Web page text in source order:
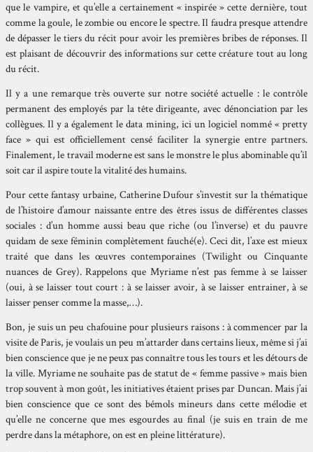
que le vampire, et qu’elle a certainement « inspirée » cette dernière, tout
comme la goule, le zombie ou encore le spectre. Il faudra presque attendre
de dépasser le tiers du récit pour avoir les premières bribes de réponses. Il
est plaisant de découvrir des informations sur cette créature tout au long
du récit.
Il y a une remarque très ouverte sur notre société actuelle : le contrôle
permanent des employés par la tête dirigeante, avec dénonciation par les
collègues. Il y a également le data mining, ici un logiciel nommé « pretty
face » qui est officiellement censé faciliter la synergie entre partners.
Finalement, le travail moderne est sans le monstre le plus abominable qu’il
soit car il aspire toute la vitalité des humains.
Pour cette fantasy urbaine, Catherine Dufour s’investit sur la thématique
de l’histoire d’amour naissante entre des êtres issus de différentes classes
sociales : d’un homme aussi beau que riche (ou l’inverse) et du pauvre
quidam de sexe féminin complètement fauché(e). Ceci dit, l’axe est mieux
traité que dans les œuvres contemporaines (Twilight ou Cinquante
nuances de Grey). Rappelons que Myriame n’est pas femme à se laisser
(oui, à se laisser tout court : à se laisser avoir, à se laisser entrainer, à se
laisser penser comme la masse,…).
Bon, je suis un peu chafouine pour plusieurs raisons : à commencer par la
visite de Paris, je voulais un peu m’attarder dans certains lieux, même si j’ai
bien conscience que je ne peux pas connaître tous les tours et les détours de
la ville. Myriame ne souhaite pas de statut de « femme passive » mais bien
trop souvent à mon goût, les initiatives étaient prises par Duncan. Mais j’ai
bien conscience que ce sont des bémols mineurs dans cette mélodie et
qu’elle ne concerne que mes esgourdes au final (je suis en train de me
perdre dans la métaphore, on est en pleine littérature).